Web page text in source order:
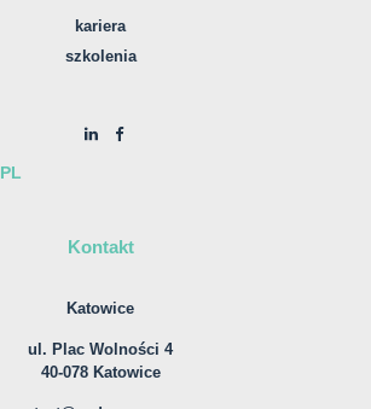
kariera
szkolenia
PL
Kontakt
Katowice
ul. Plac Wolności 4
40-078 Katowice